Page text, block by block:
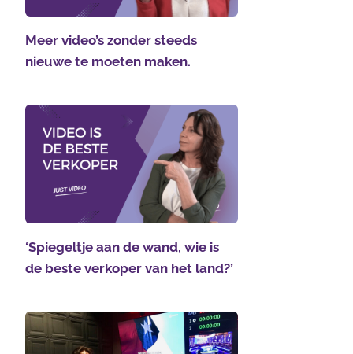
Meer video’s zonder steeds
nieuwe te moeten maken.
‘Spiegeltje aan de wand, wie is
de beste verkoper van het land?’